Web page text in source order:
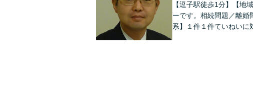
【逗子駅徒歩1分】【地
ーです。相続問題／離婚
系】１件１件ていねいに